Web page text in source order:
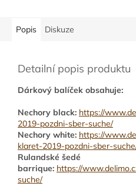
Popis Diskuze
Detailní popis produktu
Dárkový balíček obsahuje:
Nechory black: https://
2019-pozdni-sber-suche/
Nechory white: https://
klaret-2019-pozdni-sber-
Rulandské šedé
barrique: https://
suche/